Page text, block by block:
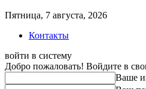
Пятница, 7 августа, 2026
Контакты
войти в систему
Добро пожаловать! Войдите в
Ваше